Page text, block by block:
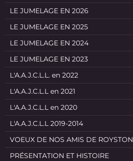
LE JUMELAGE EN 2026
LE JUMELAGE EN 2025
LE JUMELAGE EN 2024
LE JUMELAGE EN 2023
L'A.A.J.C.L.L. en 2022
L'A.A.J.C.L.L en 2021
L'A.A.J.C.L.L en 2020
L'A.A.J.C.L.L 2019-2014
VOEUX DE NOS AMIS DE ROYSTON
PRÉSENTATION ET HISTOIRE